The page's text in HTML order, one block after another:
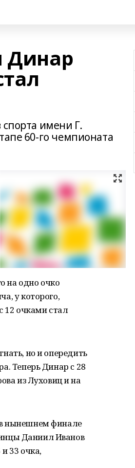
Динар
имени Г.
60-го чемпионата
на одно очко
у которого,
12 очками стал
но и опередить
Теперь Динар с 28
из Луховиц и на
нынешнем финале
Даниил Иванов
33 очка,